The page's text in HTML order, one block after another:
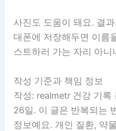
사진도 도움이 돼요. 결
대폰에 저장해두면 이름
스트하러 가는 자리 아니
작성 기준과 책임 정보
작성: realmetr 건강 기
26일. 이 글은 반복되는
정보예요. 개인 질환, 약